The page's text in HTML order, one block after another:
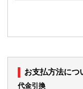
お支払方法につ
代金引換